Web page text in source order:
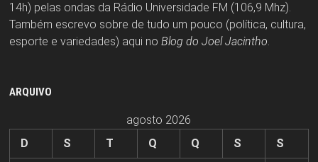
14h) pelas ondas da Rádio Universidade FM (106,9 Mhz).
Também escrevo sobre de tudo um pouco (política, cultura,
esporte e variedades) aqui no Blog do Joel Jacintho.
ARQUIVO
agosto 2026
D
S T Q Q S
S